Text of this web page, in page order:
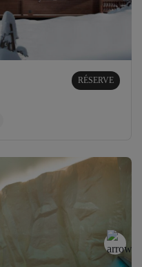
RÉSERVE